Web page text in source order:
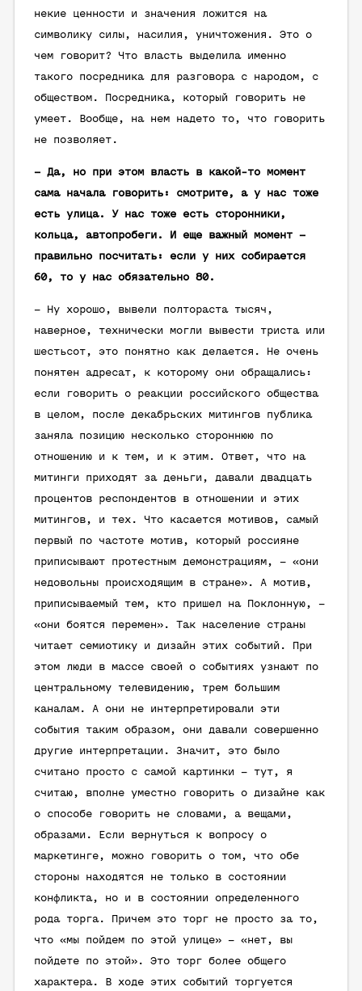
некие ценности и значения ложится на
символику силы, насилия, уничтожения. Это о
чем говорит? Что власть выделила именно
такого посредника для разговора с народом, с
обществом. Посредника, который говорить не
умеет. Вообще, на нем надето то, что говорить
не позволяет.
– Да, но при этом власть в какой-то момент
сама начала говорить: смотрите, а у нас тоже
есть улица. У нас тоже есть сторонники,
кольца, автопробеги. И еще важный момент –
правильно посчитать: если у них собирается
60, то у нас обязательно 80.
– Ну хорошо, вывели полтораста тысяч,
наверное, технически могли вывести триста или
шестьсот, это понятно как делается. Не очень
понятен адресат, к которому они обращались:
если говорить о реакции российского общества
в целом, после декабрьских митингов публика
заняла позицию несколько стороннюю по
отношению и к тем, и к этим. Ответ, что на
митинги приходят за деньги, давали двадцать
процентов респондентов в отношении и этих
митингов, и тех. Что касается мотивов, самый
первый по частоте мотив, который россияне
приписывают протестным демонстрациям, – «они
недовольны происходящим в стране». А мотив,
приписываемый тем, кто пришел на Поклонную, –
«они боятся перемен». Так население страны
читает семиотику и дизайн этих событий. При
этом люди в массе своей о событиях узнают по
центральному телевидению, трем большим
каналам. А они не интерпретировали эти
события таким образом, они давали совершенно
другие интерпретации. Значит, это было
считано просто с самой картинки – тут, я
считаю, вполне уместно говорить о дизайне как
о способе говорить не словами, а вещами,
образами. Если вернуться к вопросу о
маркетинге, можно говорить о том, что обе
стороны находятся не только в состоянии
конфликта, но и в состоянии определенного
рода торга. Причем это торг не просто за то,
что «мы пойдем по этой улице» – «нет, вы
пойдете по этой». Это торг более общего
характера. В ходе этих событий торгуется